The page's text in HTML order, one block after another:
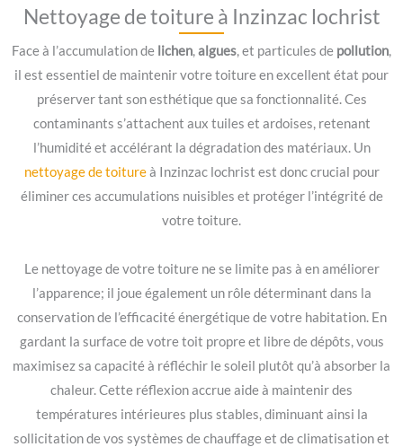
Nettoyage de toiture à Inzinzac lochrist
Face à l’accumulation de lichen,algues, et particules de pollution,
il est essentiel de maintenir votre toiture en excellent état pour
préserver tant son esthétique que sa fonctionnalité. Ces
contaminants s’attachent aux tuiles et ardoises, retenant
l’humidité et accélérant la dégradation des matériaux. Un
nettoyage de toitureà Inzinzac lochrist est donc crucial pour
éliminer ces accumulations nuisibles et protéger l’intégrité de
votre toiture.
Le nettoyage de votre toiture ne se limite pas à en améliorer
l’apparence; il joue également un rôle déterminant dans la
conservation de l’efficacité énergétique de votre habitation. En
gardant la surface de votre toit propre et libre de dépôts, vous
maximisez sa capacité à réfléchir le soleil plutôt qu’à absorber la
chaleur. Cette réflexion accrue aide à maintenir des
températures intérieures plus stables, diminuant ainsi la
sollicitation de vos systèmes de chauffage et de climatisation et